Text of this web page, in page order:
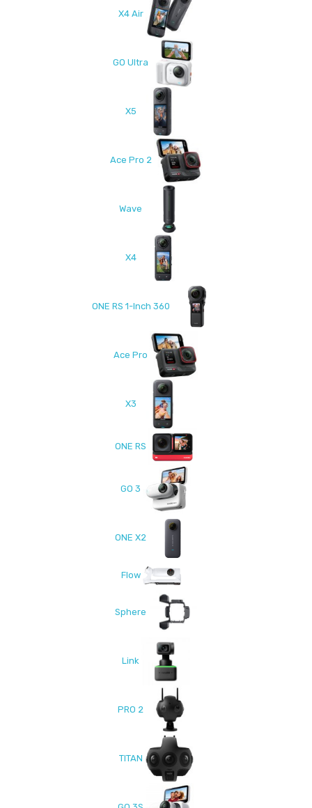
X4 Air
GO Ultra
X5
Ace Pro 2
Wave
X4
ONE RS 1-Inch 360
Ace Pro
X3
ONE RS
GO 3
ONE X2
Flow
Sphere
Link
PRO 2
TITAN